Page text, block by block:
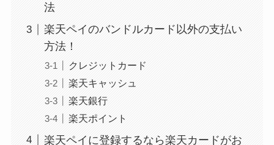
法
楽天ペイのバンドルカード以外の支払い
方法！
クレジットカード
楽天キャッシュ
楽天銀行
楽天ポイント
楽天ペイに登録するなら楽天カードがお